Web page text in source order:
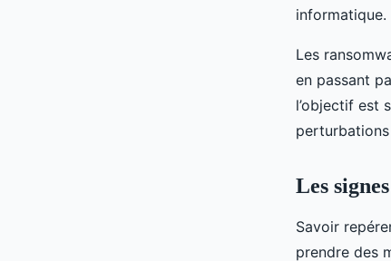
informatique.
Les
en passant
l’objectif est
Les
Savoir
prendre des